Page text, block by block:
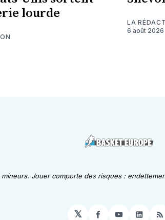
lourde
LA
6 août 2026
Jouer comporte des risques :
𝕏